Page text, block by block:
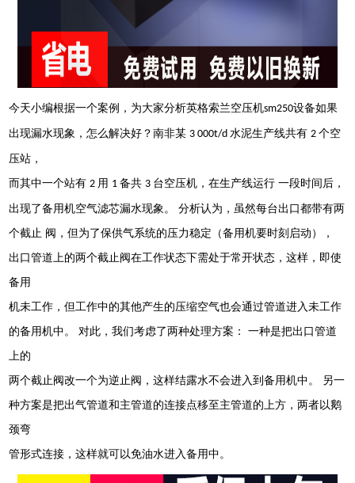
今天小编根据一个案例，为大家分析英格索兰空压机sm250设备如果
出现漏水现象，怎么解决好？南非某 3 000t/d水泥生产线共有2个空
压站，
而其中一个站有2用 1备共 3 台空压机，在生产线运行 一段时间后，
出现了备用机空气滤芯漏水现象。 分析认为，虽然每台出口都带有两
个截止 阀，但为了保供气系统的压力稳定（备用机要时刻启动），
出口管道上的两个截止阀在工作状态下需处于常开状态，这样，即使
备用
机未工作，但工作中的其他产生的压缩空气也会通过管道进入未工作
的备用机中。 对此，我们考虑了两种处理方案： 一种是把出口管道
上的
两个截止阀改一个为逆止阀，这样结露水不会进入到备用机中。 另一
种方案是把出气管道和主管道的连接点移至主管道的上方，两者以鹅
颈弯
管形式连接，这样就可以免油水进入备用中。